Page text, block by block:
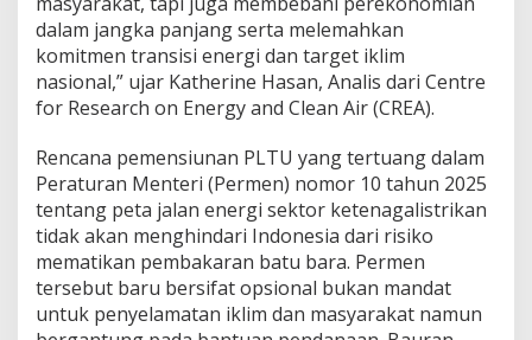
dalam jangka panjang serta melemahkan
komitmen transisi energi dan target iklim
nasional,” ujar Katherine Hasan, Analis dari Centre
for Research on Energy and Clean Air (CREA).
Rencana pemensiunan PLTU yang tertuang dalam
Peraturan Menteri (Permen) nomor 10 tahun 2025
tentang peta jalan energi sektor ketenagalistrikan
tidak akan menghindari Indonesia dari risiko
mematikan pembakaran batu bara. Permen
tersebut baru bersifat opsional bukan mandat
untuk penyelamatan iklim dan masyarakat namun